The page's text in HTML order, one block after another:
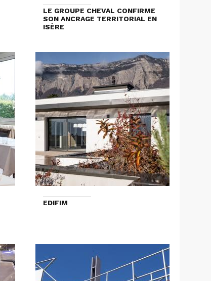
LE GROUPE CHEVAL CONFIRME
SON ANCRAGE TERRITORIAL EN
ISÈRE
EDIFIM